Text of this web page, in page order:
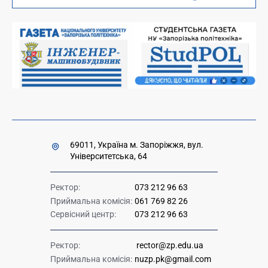
Накази та розпорядження для оприлюднення
Міністерство освіти і науки України
Урядова "гаряча лінія" 1545
69011, Україна м. Запоріжжя, вул.
Університетська, 64
Ректор:
073 212 96 63
Приймальна комісія: 061 769 82 26
Сервісний центр:
073 212 96 63
Ректор:
rector@zp.edu.ua
Приймальна комісія: nuzp.pk@gmail.com